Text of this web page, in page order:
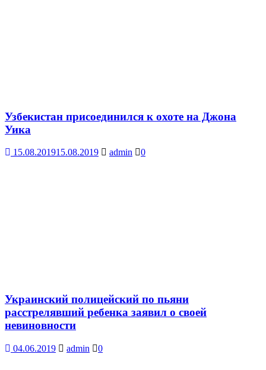
Узбекистан присоединился к охоте на Джона
Уика
15.08.201915.08.2019 admin 0
Украинский полицейский по пьяни
расстрелявший ребенка заявил о своей
невиновности
04.06.2019 admin 0